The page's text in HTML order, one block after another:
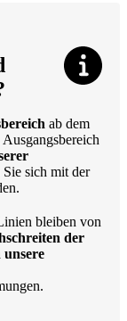
ab dem
Sie sich mit der
bleiben von
der
unsere